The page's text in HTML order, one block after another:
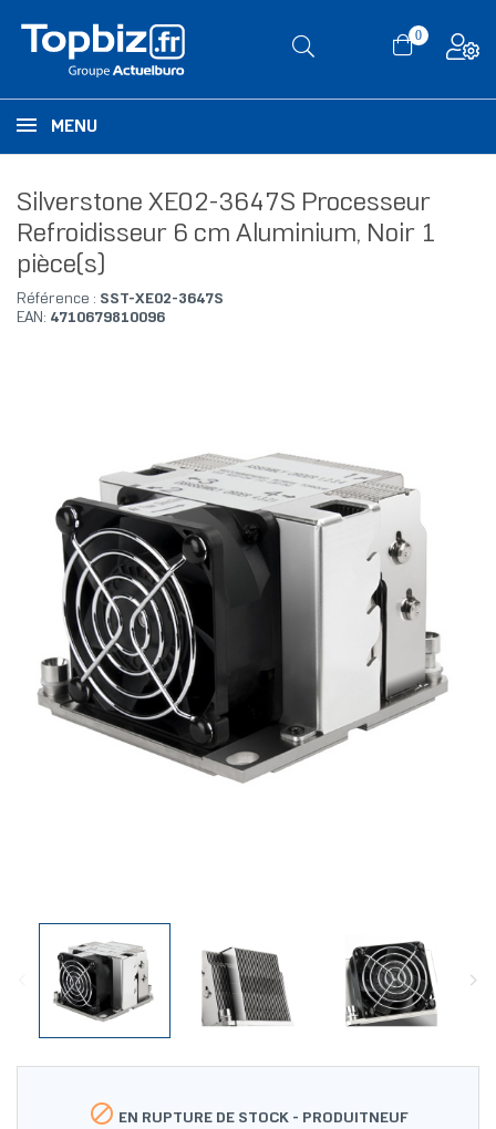
0
MENU
Silverstone XE02-3647S Processeur
Refroidisseur 6 cm Aluminium, Noir 1
pièce(s)
Référence : SST-XE02-3647S
EAN: 4710679810096
 EN RUPTURE DE STOCK - PRODUITNEUF